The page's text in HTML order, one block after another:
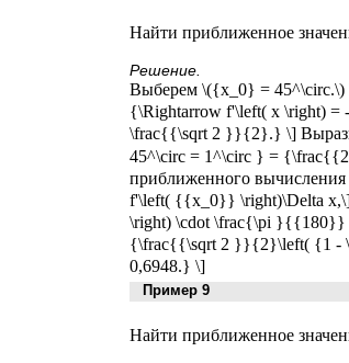
Найти приближенное
Решение.
Выберем \({x_0} = 45^\circ.\)
{\Rightarrow f'\left( x \right)
\frac{{\sqrt 2 }}{2}.} \]
45^\circ = 1^\circ } =
приближенного
f'\left( {{x_0}} \right)\Delta
\right) \cdot \frac{\pi
{\frac{{\sqrt 2 }}{2}\left( {1 -
0,6948.} \]
Пример 9
Найти приближенное